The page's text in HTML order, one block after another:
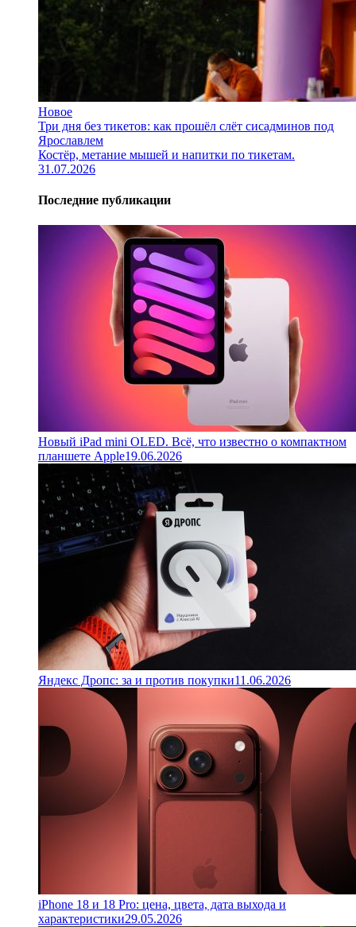
Новое
Три дня без тикетов: как прошёл слёт сисадминов под
Ярославлем
Костёр, метание мышей и напитки по тикетам.
31.07.2026
Последние публикации
Новый iPad mini OLED. Всё, что известно о компактном
планшете Apple19.06.2026
Яндекс Дропс: за и против покупки11.06.2026
iPhone 18 и 18 Pro: цена, цвета, дата выхода и
характеристики29.05.2026